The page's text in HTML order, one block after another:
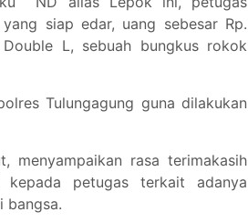
siap edar, uang sebesar Rp.
L, sebuah bungkus rokok
Tulungagung guna dilakukan
menyampaikan rasa terimakasih
petugas terkait adanya
bangsa.